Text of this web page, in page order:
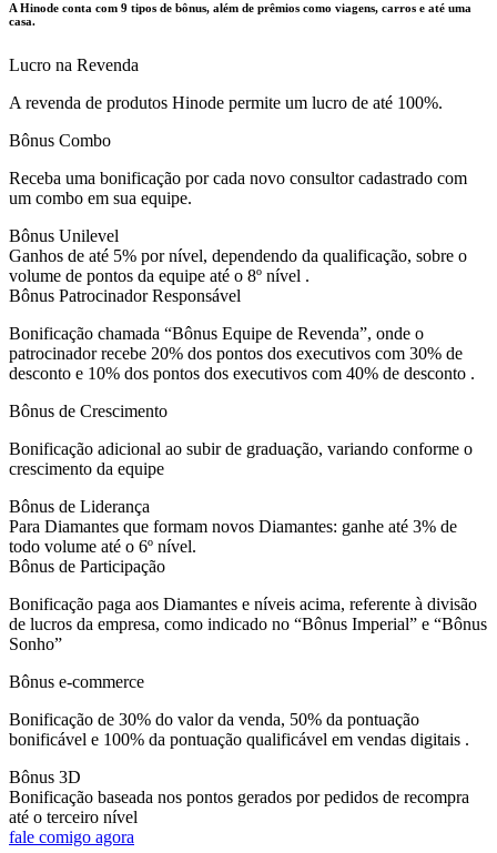
A Hinode conta com 9 tipos de bônus, além de prêmios como viagens, carros e até uma
casa.
Lucro na Revenda
A revenda de produtos Hinode permite um lucro de até 100%.
Bônus Combo
Receba uma bonificação por cada novo consultor cadastrado com
um combo em sua equipe.
Bônus Unilevel
Ganhos de até 5% por nível, dependendo da qualificação, sobre o
volume de pontos da equipe até o 8º nível .
Bônus Patrocinador Responsável
Bonificação chamada “Bônus Equipe de Revenda”, onde o
patrocinador recebe 20% dos pontos dos executivos com 30% de
desconto e 10% dos pontos dos executivos com 40% de desconto .
Bônus de Crescimento
Bonificação adicional ao subir de graduação, variando conforme o
crescimento da equipe
Bônus de Liderança
Para Diamantes que formam novos Diamantes: ganhe até 3% de
todo volume até o 6º nível.
Bônus de Participação
Bonificação paga aos Diamantes e níveis acima, referente à divisão
de lucros da empresa, como indicado no “Bônus Imperial” e “Bônus
Sonho”
Bônus e-commerce
Bonificação de 30% do valor da venda, 50% da pontuação
bonificável e 100% da pontuação qualificável em vendas digitais .
Bônus 3D
Bonificação baseada nos pontos gerados por pedidos de recompra
até o terceiro nível
fale comigo agora